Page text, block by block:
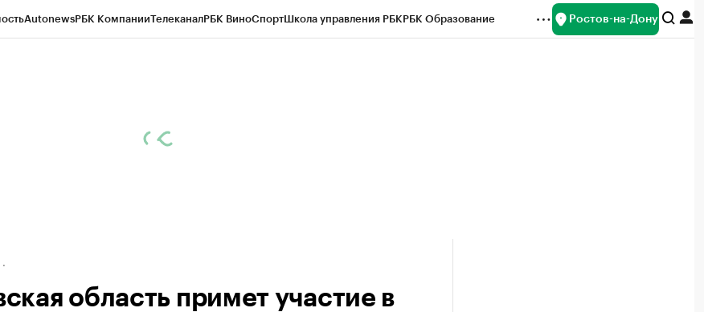
AutonewsРБК КомпанииТелеканалРБК ВиноСпортШкола управления РБКРБК Образование Ростов-на-Дону
область примет участие в